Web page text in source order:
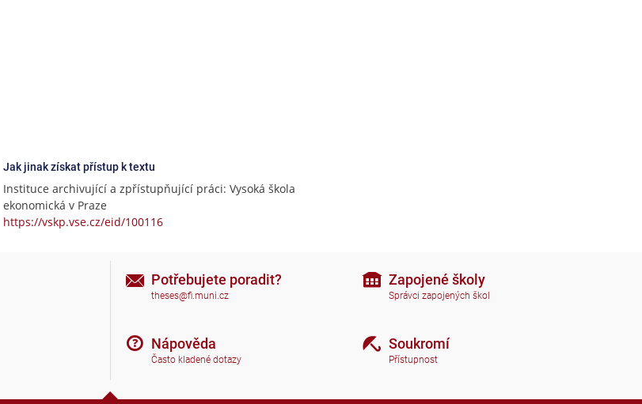
Jak jinak získat přístup k textu
Instituce archivující a zpřístupňující práci: Vysoká škola
ekonomická v Praze
https://vskp.vse.cz/eid/100116
Potřebujete poradit?
theses@fi.muni.cz
Nápověda
Často kladené dotazy
Zapojené školy
Správci zapojených škol
Soukromí
Přístupnost